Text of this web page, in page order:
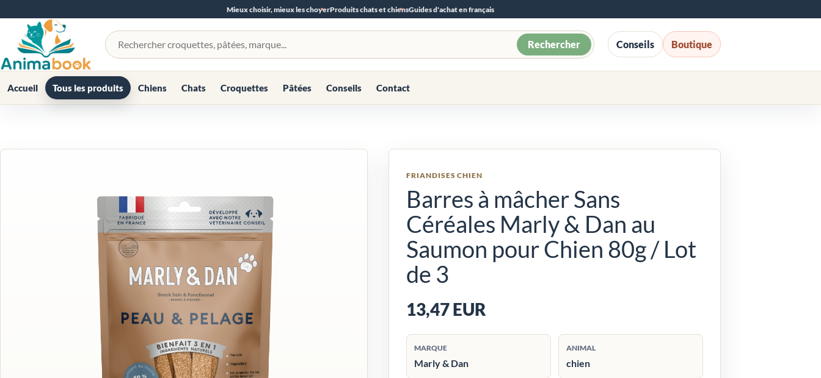
Mieux choisir, mieux les choyerProduits chats et chiensGuides d'achat en français
Rechercher un produit Rechercher Conseils Boutique
Accueil Tous les produits Chiens Chats Croquettes Pâtées Conseils Contact
FRIANDISES CHIEN
Barres à mâcher Sans
Céréales Marly & Dan au
Saumon pour Chien 80g / Lot
de 3
13,47 EUR
MARQUE
Marly & Dan
ANIMAL
chien